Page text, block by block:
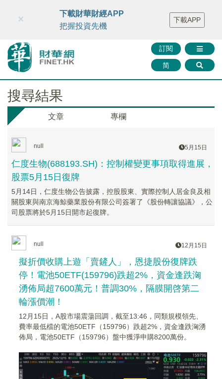
財華智庫網 FINTV FINMETA 財華證券 媒體矩陣
智庫沙龍
聯絡我們
訂閱
简
×
下載財華財經APP
把握投資先機
下載APP
搜尋結果
文章 專欄
null 5月15日
仁度生物(688193.SH)：控制權變更事項取得進展，
股票5月15日復牌
5月14日，仁度生物公告披露，控股股東、實際控制人居金良及相
關股東與南京海鯨藥業股份有限公司簽署了《股份轉讓協議》，公
司股票將於5月15日開市起復牌。
null 12月15日
擬折價收購上遊「賣鏟人」，恩捷股份復牌跌
停！電池50ETF(159796)跌超2%，資金逢跌洶
湧佈局超7600萬元！普調30%，隔膜開啓第二
輪漲價潮！
12月15日，A股市場震蕩回調，截至13:46，同類規模領先、
費率最低檔的電池50ETF（159796）跌超2%，資金逢跌洶湧
佈局，電池50ETF（159796）盤中獲淨申購8200萬份。